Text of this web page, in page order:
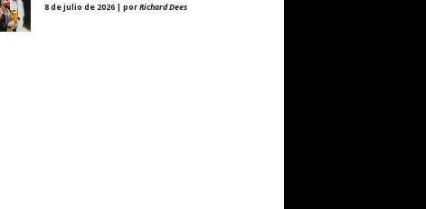
8 de julio de 2026 | porRichard Dees